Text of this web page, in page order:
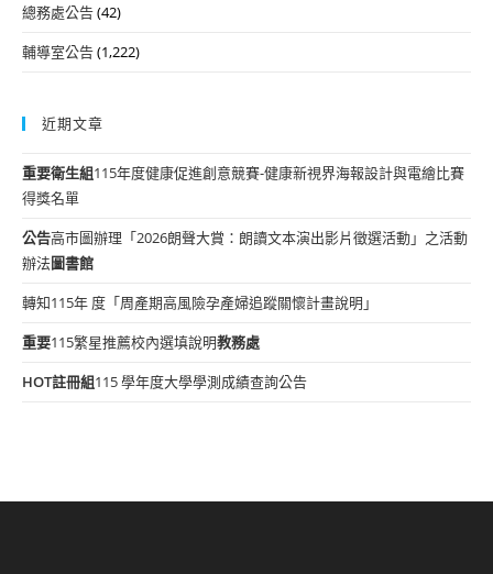
總務處公告(42)
輔導室公告(1,222)
近期文章
重要衛生組115年度健康促進創意競賽-健康新視界海報設計與電繪比賽
得獎名單
公告高市圖辦理「2026朗聲大賞：朗讀文本演出影片徵選活動」之活動
辦法圖書館
轉知115年 度「周產期高風險孕產婦追蹤關懷計畫說明」
重要115繁星推薦校內選填說明教務處
HOT註冊組115 學年度大學學測成績查詢公告